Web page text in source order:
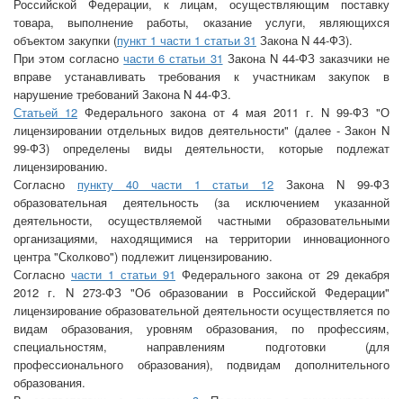
Российской Федерации, к лицам, осуществляющим поставку
товара, выполнение работы, оказание услуги, являющихся
объектом закупки (пункт 1 части 1 статьи 31 Закона N 44-ФЗ).
При этом согласночасти 6 статьи 31 Закона N 44-ФЗ заказчики не
вправе устанавливать требования к участникам закупок в
нарушение требований Закона N 44-ФЗ.
Статьей 12 Федерального закона от 4 мая 2011 г. N 99-ФЗ "О
лицензировании отдельных видов деятельности" (далее - Закон N
99-ФЗ) определены виды деятельности, которые подлежат
лицензированию.
Согласно пункту 40 части 1 статьи 12 Закона N 99-ФЗ
образовательная деятельность (за исключением указанной
деятельности, осуществляемой частными образовательными
организациями, находящимися на территории инновационного
центра "Сколково") подлежит лицензированию.
Согласно части 1 статьи 91 Федерального закона от 29 декабря
2012 г. N 273-ФЗ "Об образовании в Российской Федерации"
лицензирование образовательной деятельности осуществляется по
видам образования, уровням образования, по профессиям,
специальностям, направлениям подготовки (для
профессионального образования), подвидам дополнительного
образования.